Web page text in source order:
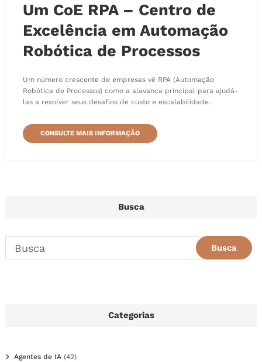
Um CoE RPA – Centro de
Excelência em Automação
Robótica de Processos
Um número crescente de empresas vê RPA (Automação
Robótica de Processos) como a alavanca principal para ajudá-
las a resolver seus desafios de custo e escalabilidade.
CONSULTE MAIS INFORMAÇÃO
Busca
Categorias
Agentes de IA (42)